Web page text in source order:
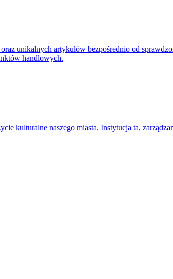
unikalnych artykułów bezpośrednio od
handlowych.
kulturalne naszego miasta. Instytucja ta,